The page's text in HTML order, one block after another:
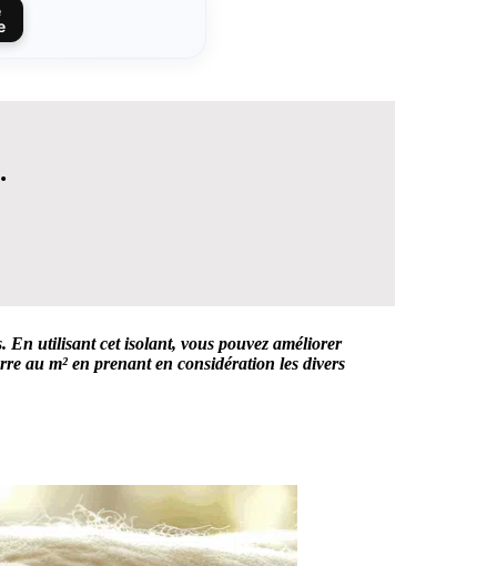
En utilisant cet isolant, vous pouvez améliorer
au m² en prenant en considération les divers